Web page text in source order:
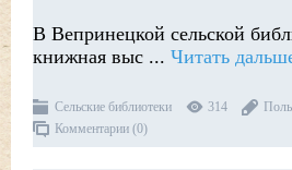
В Вепринецкой сельской
книжная выс ... Читать
Сельские библиотеки 314
Комментарии (0)